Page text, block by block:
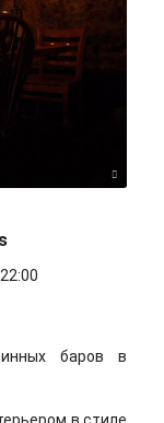
flickr/Cc-by 2.0
баров в